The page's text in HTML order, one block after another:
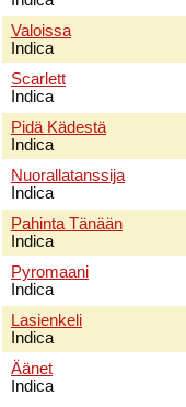
Valoissa
Indica
Scarlett
Indica
Pidä Kädestä
Indica
Nuorallatanssija
Indica
Pahinta Tänään
Indica
Pyromaani
Indica
Lasienkeli
Indica
Äänet
Indica